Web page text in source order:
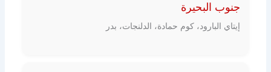
جنوب البحيرة
إيتاي البارود، كوم حمادة، الدلنجات، بدر